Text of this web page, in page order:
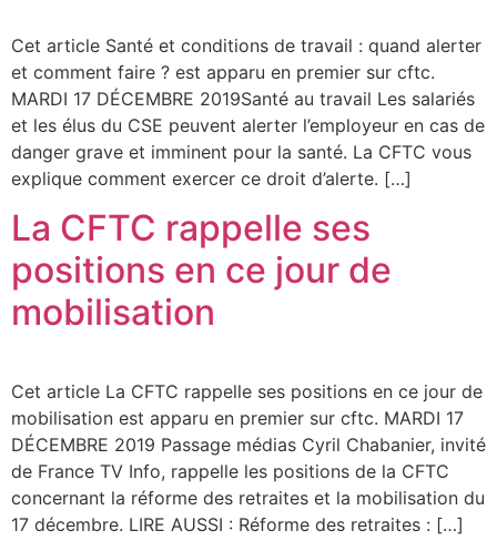
Cet article Santé et conditions de travail : quand alerter
et comment faire ? est apparu en premier sur cftc.
MARDI 17 DÉCEMBRE 2019Santé au travail Les salariés
et les élus du CSE peuvent alerter l’employeur en cas de
danger grave et imminent pour la santé. La CFTC vous
explique comment exercer ce droit d’alerte. […]
La CFTC rappelle ses
positions en ce jour de
mobilisation
Cet article La CFTC rappelle ses positions en ce jour de
mobilisation est apparu en premier sur cftc. MARDI 17
DÉCEMBRE 2019 Passage médias Cyril Chabanier, invité
de France TV Info, rappelle les positions de la CFTC
concernant la réforme des retraites et la mobilisation du
17 décembre. LIRE AUSSI : Réforme des retraites : […]